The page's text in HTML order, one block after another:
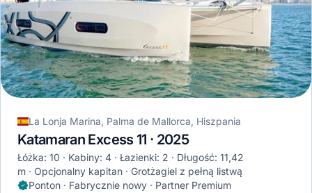
La Lonja Marina, Palma de Mallorca, Hiszpania
Katamaran Excess 11 · 2025
Łóżka: 10 Kabiny: 4 Łazienki: 2
Długość: 11,42
m
Opcjonalny kapitan
Grotżagiel z pełną listwą
Ponton · Fabrycznie nowy · Partner Premium